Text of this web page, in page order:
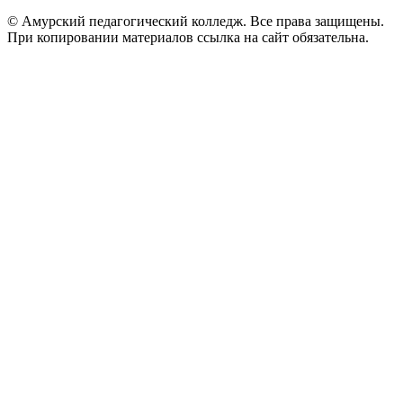
© Амурский педагогический колледж. Все права защищены.
При копировании материалов ссылка на сайт обязательна.